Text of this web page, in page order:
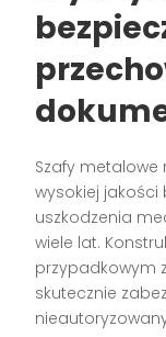
Szafy
wysokiej
uszkodzenia
wiele lat.
przypadkowym
skutecznie